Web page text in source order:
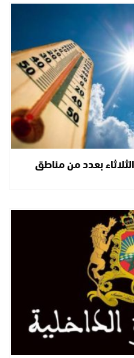
بعدد من مناطق